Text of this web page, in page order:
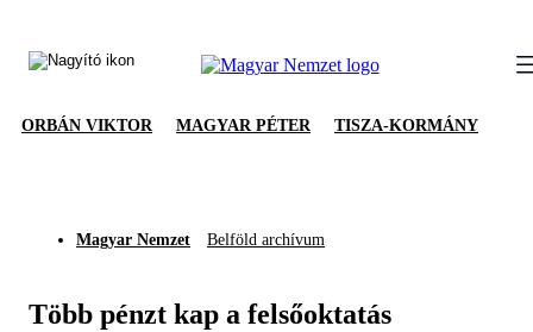
ORBÁN VIKTOR MAGYAR PÉTER TISZA-KORMÁNY
Magyar Nemzet Belföld archívum
Több pénzt kap a felsőoktatás